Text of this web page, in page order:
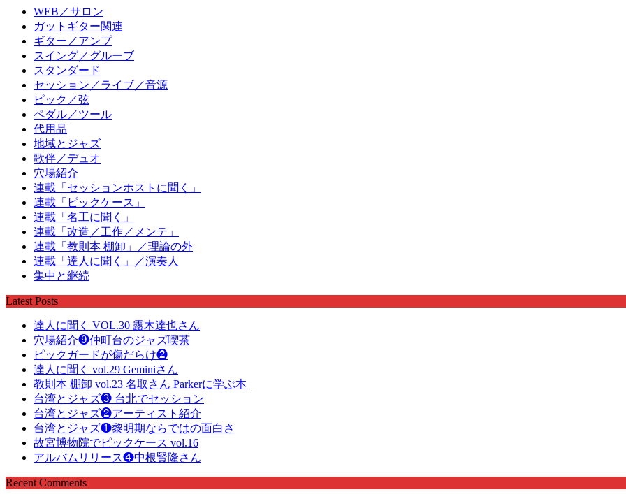
WEB／サロン
ガットギター関連
ギター／アンプ
スイング／グルーブ
スタンダード
セッション／ライブ／音源
ピック／弦
ペダル／ツール
代用品
地域とジャズ
歌伴／デュオ
穴場紹介
連載「セッションホストに聞く」
連載「ピックケース」
連載「名工に聞く」
連載「改造／工作／メンテ」
連載「教則本 棚卸」／理論の外
連載「達人に聞く」／演奏人
集中と継続
Latest Posts
達人に聞く VOL.30 露木達也さん
穴場紹介❾仲町台のジャズ喫茶
ピックガードが傷だらけ❷
達人に聞く vol.29 Geminiさん
教則本 棚卸 vol.23 名取さん Parkerに学ぶ本
台湾とジャズ❸ 台北でセッション
台湾とジャズ❷アーティスト紹介
台湾とジャズ❶黎明期ならではの面白さ
故宮博物院でピックケース vol.16
アルバムリリース❹中根賢隆さん
Recent Comments